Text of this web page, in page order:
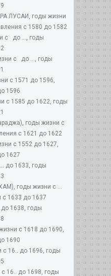
ЛУСАИ, годы жизни
с 1580 до 1582
с до ..., годы
с до ..., годы
с 1571 до 1596,
1596
с 1585 до 1622, годы
годы жизни с
с 1621 до 1622
с 1552 до 1627,
1627
до 1633, годы
годы жизни с ...
с 1633 до 1637
1638, годы
с 1618 до 1690,
1690
16.. до 1696, годы
16.. до 1698, годы